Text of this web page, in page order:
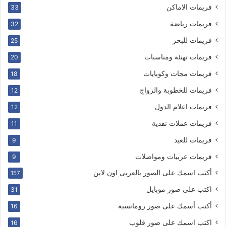
فريمات الاماكن 33
فريمات رياضة 32
فريمات للبحر 25
فريمات تهنئة ومناسبات 20
فريمات مجات وكوبايات 18
فريمات للخطوبة والزواج 12
فريمات اعلام الدول 12
فريمات عملات نقدية 11
فريمات للعيد 9
فريمات عربيات ومواصلات 9
أكتب اسمك على الصور بالعربى اون لاين 157
اكتب على صور موبايل 31
أكتب أسمك على صور رومانسية 16
اكتب اسمك على صور قلوب 16